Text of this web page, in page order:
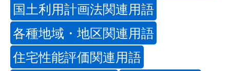
国土利用計画法関連用語
各種地域・地区関連用語
住宅性能評価関連用語